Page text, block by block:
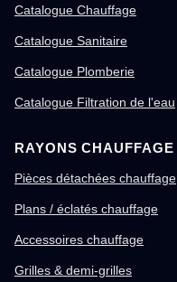
Catalogue Chauffage
Catalogue Sanitaire
Catalogue Plomberie
Catalogue Filtration de l'eau
RAYONS CHAUFFAGE
Pièces détachées chauffage
Plans / éclatés chauffage
Accessoires chauffage
Grilles & demi-grilles